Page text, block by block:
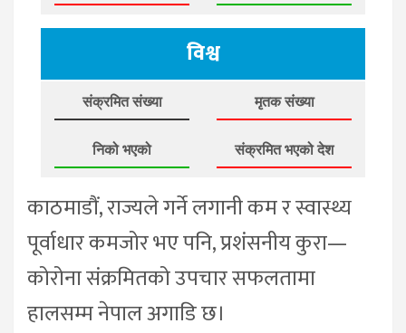
विश्व
संक्रमित संख्या मृतक संख्या
निको भएको संक्रमित भएको देश
काठमाडौं, राज्यले गर्ने लगानी कम र स्वास्थ्य
पूर्वाधार कमजोर भए पनि, प्रशंसनीय कुरा—
कोरोना संक्रमितको उपचार सफलतामा
हालसम्म नेपाल अगाडि छ।